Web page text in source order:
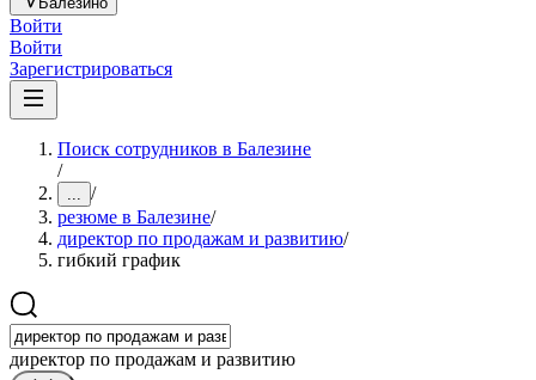
Войти
Войти
Зарегистрироваться
Поиск сотрудников в Балезине
/
... /
резюме в Балезине/
директор по продажам и развитию/
гибкий график
директор по продажам и развитию